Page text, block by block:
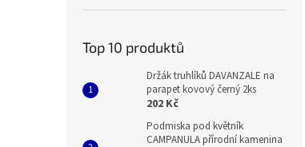
Top 10 produktů
Držák truhlíků DAVANZALE na
parapet kovový černý 2ks
202 Kč
Podmiska pod květník
CAMPANULA přírodní kamenina